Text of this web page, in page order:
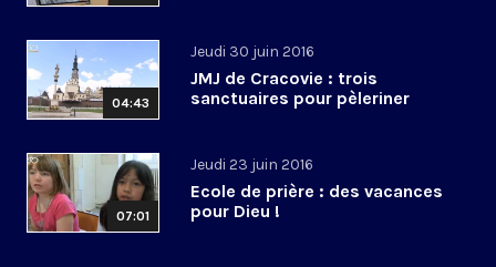
04:43
Jeudi 30 juin 2016
JMJ de Cracovie : trois
sanctuaires pour pèleriner
07:01
Jeudi 23 juin 2016
Ecole de prière : des vacances
pour Dieu !